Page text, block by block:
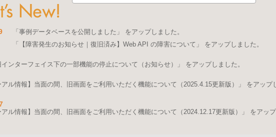
「事例データベースを公開しました」 をアップしました。
「【障害発生のお知らせ｜復旧済み】Web API の障害について」 をアップしました。
インターフェイス下の一部機能の停止について（お知らせ）」 をアップしました。
アル情報】当面の間、旧画面をご利用いただく機能について（2025.4.15更新版）」 をアップ
アル情報】当面の間、旧画面をご利用いただく機能について（2024.12.17更新版）」 をアップ